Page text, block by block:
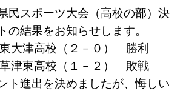
n
民スポーツ大会（高校の部）決
の結果をお知らせします。
大津高校（２－０） 勝利
津東高校（１－２） 敗戦
ト進出を決めましたが、悔しい